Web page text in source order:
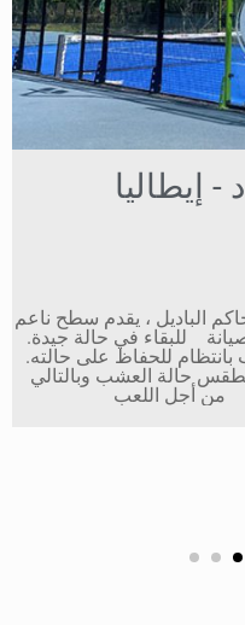
إيطاليا
الباديل ، يقدم سطح ناعم
للبقاء في حالة جيدة.
للحفاظ على حالته.
حالة العشب وبالتالي